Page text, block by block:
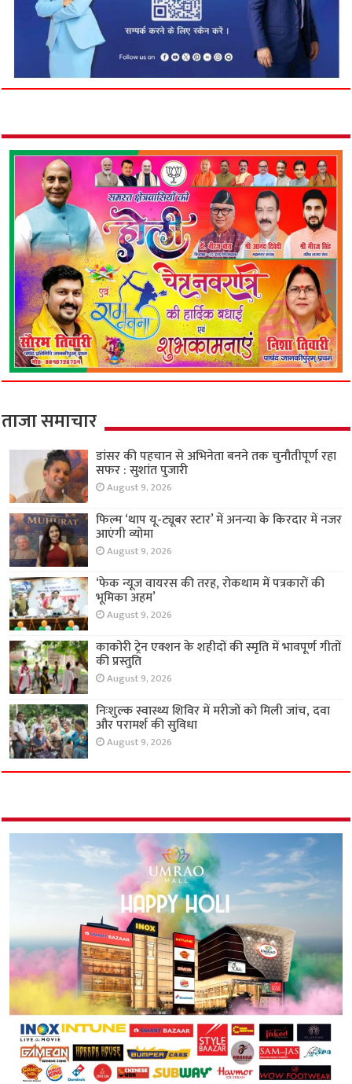
ताजा समाचार
डांसर की पहचान से अभिनेता बनने तक चुनौतीपूर्ण रहा
सफर : सुशांत पुजारी
August 9, 2026
फिल्म ‘थाप यू-ट्यूबर स्टार’ में अनन्या के किरदार में नजर
आएंगी व्योमा
August 9, 2026
‘फेक न्यूज वायरस की तरह, रोकथाम में पत्रकारों की
भूमिका अहम’
August 9, 2026
काकोरी ट्रेन एक्शन के शहीदों की स्मृति में भावपूर्ण गीतों
की प्रस्तुति
August 9, 2026
निःशुल्क स्वास्थ्य शिविर में मरीजों को मिली जांच, दवा
और परामर्श की सुविधा
August 9, 2026